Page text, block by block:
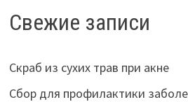
Свежие записи
Скраб из сухих трав при акне
Сбор для профилактики